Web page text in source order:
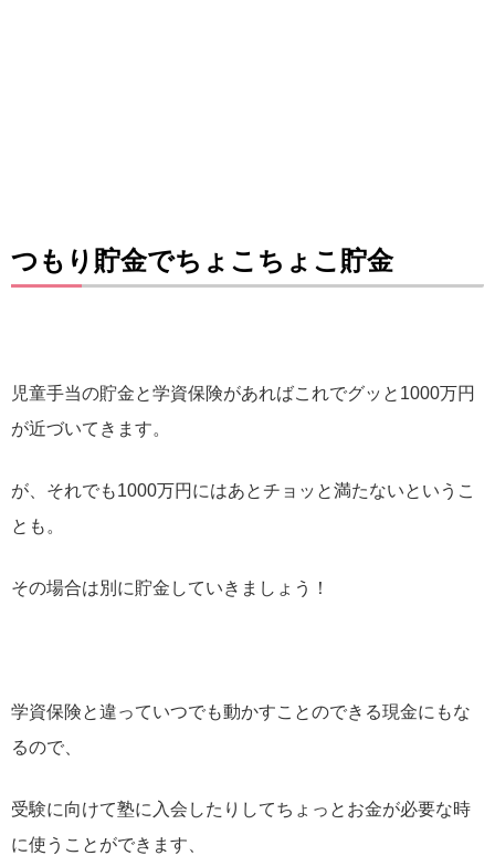
つもり貯金でちょこちょこ貯金
児童手当の貯金と学資保険があればこれでグッと1000万円
が近づいてきます。
が、それでも1000万円にはあとチョッと満たないというこ
とも。
その場合は別に貯金していきましょう！
学資保険と違っていつでも動かすことのできる現金にもな
るので、
受験に向けて塾に入会したりしてちょっとお金が必要な時
に使うことができます、